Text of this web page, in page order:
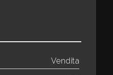
Vendita